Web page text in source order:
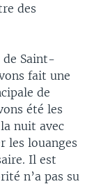
des
de Saint-
fait une
de
été les
nuit avec
les louanges
Il est
n’a pas su